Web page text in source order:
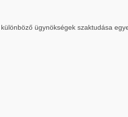
ügynökségek szaktudása